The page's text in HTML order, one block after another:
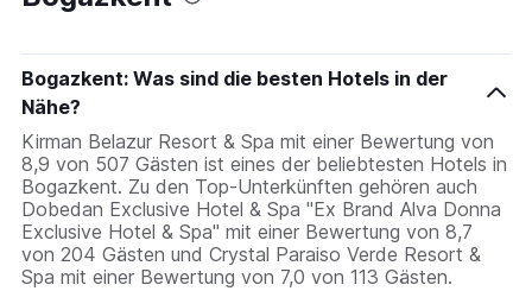
Bogazkent: Was sind die besten Hotels in der
Nähe?
Kirman Belazur Resort & Spa mit einer Bewertung von
8,9 von 507 Gästen ist eines der beliebtesten Hotels in
Bogazkent. Zu den Top-Unterkünften gehören auch
Dobedan Exclusive Hotel & Spa ''Ex Brand Alva Donna
Exclusive Hotel & Spa'' mit einer Bewertung von 8,7
von 204 Gästen und Crystal Paraiso Verde Resort &
Spa mit einer Bewertung von 7,0 von 113 Gästen.